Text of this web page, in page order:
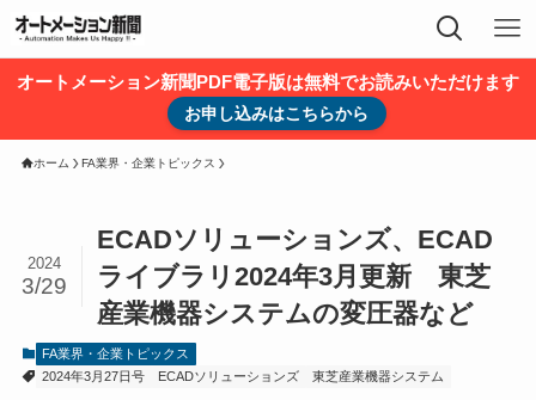
オートメーション新聞PDF電子版は無料でお読みいただけます
お申し込みはこちらから
ホーム FA業界・企業トピックス
ECADソリューションズ、ECAD
ライブラリ2024年3月更新 東芝
産業機器システムの変圧器など
2024
3/29
FA業界・企業トピックス
2024年3月27日号
ECADソリューションズ 東芝産業機器システム